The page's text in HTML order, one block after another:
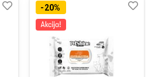
Dodaj
Uporedi-20%